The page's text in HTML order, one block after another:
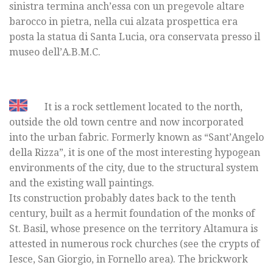
sinistra termina anch’essa con un pregevole altare
barocco in pietra, nella cui alzata prospettica era
posta la statua di Santa Lucia, ora conservata presso il
museo dell’A.B.M.C.
It is a rock settlement located to the north,
outside the old town centre and now incorporated
into the urban fabric. Formerly known as “Sant’Angelo
della Rizza”, it is one of the most interesting hypogean
environments of the city, due to the structural system
and the existing wall paintings.
Its construction probably dates back to the tenth
century, built as a hermit foundation of the monks of
St. Basil, whose presence on the territory Altamura is
attested in numerous rock churches (see the crypts of
Iesce, San Giorgio, in Fornello area). The brickwork